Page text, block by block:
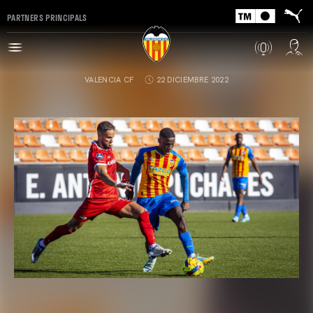
PARTNERS PRINCIPALS
VALENCIA CF 22 DICIEMBRE 2022